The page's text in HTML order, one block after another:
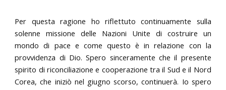
Per questa ragione ho riflettuto continuamente sulla
solenne missione delle Nazioni Unite di costruire un
mondo di pace e come questo è in relazione con la
provvidenza di Dio. Spero sinceramente che il presente
spirito di riconciliazione e cooperazione tra il Sud e il Nord
Corea, che iniziò nel giugno scorso, continuerà. Io spero